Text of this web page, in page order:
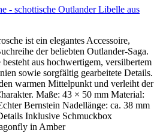
- schottische Outlander Libelle aus
ist ein elegantes Accessoire,
der beliebten Outlander-Saga.
aus hochwertigem, versilbertem
sowie sorgfältig gearbeitete Details.
warmen Mittelpunkt und verleiht der
Maße: 43 × 50 mm Material:
Bernstein Nadellänge: ca. 38 mm
Inklusive Schmuckbox
in Amber